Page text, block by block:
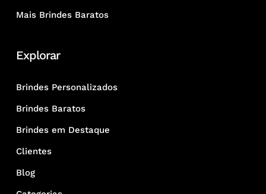
Mais Brindes Baratos
Explorar
Brindes Personalizados
Brindes Baratos
Brindes em Destaque
Clientes
Blog